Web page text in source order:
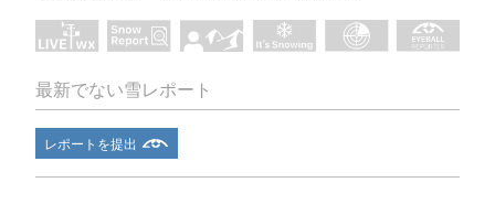
最新でない雪レポート
レポートを提出